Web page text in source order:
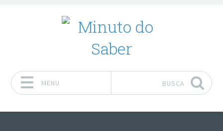
MENU BUSCA